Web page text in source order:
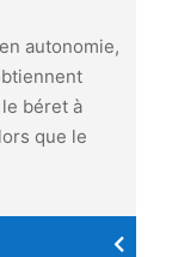
autonomie,
béret à
que le